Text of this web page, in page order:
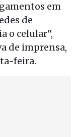
em
de
o celular”,
de imprensa,
feira.